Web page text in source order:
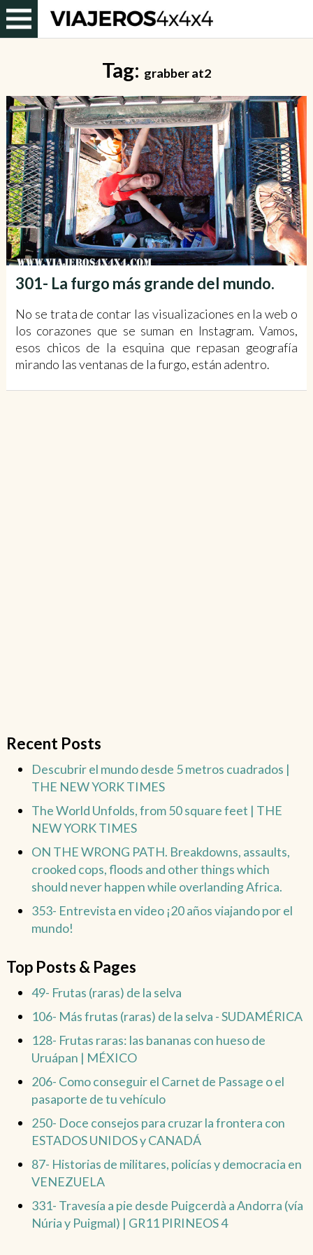
Tag: grabber at2
301- La furgo más grande del mundo.
No se trata de contar las visualizaciones en la web o
los corazones que se suman en Instagram. Vamos,
esos chicos de la esquina que repasan geografía
mirando las ventanas de la furgo, están adentro.
Recent Posts
Descubrir el mundo desde 5 metros cuadrados |
THE NEW YORK TIMES
The World Unfolds, from 50 square feet | THE
NEW YORK TIMES
ON THE WRONG PATH. Breakdowns, assaults,
crooked cops, floods and other things which
should never happen while overlanding Africa.
353- Entrevista en video ¡20 años viajando por el
mundo!
Top Posts & Pages
49- Frutas (raras) de la selva
106- Más frutas (raras) de la selva - SUDAMÉRICA
128- Frutas raras: las bananas con hueso de
Uruápan | MÉXICO
206- Como conseguir el Carnet de Passage o el
pasaporte de tu vehículo
250- Doce consejos para cruzar la frontera con
ESTADOS UNIDOS y CANADÁ
87- Historias de militares, policías y democracia en
VENEZUELA
331- Travesía a pie desde Puigcerdà a Andorra (vía
Núria y Puigmal) | GR11 PIRINEOS 4